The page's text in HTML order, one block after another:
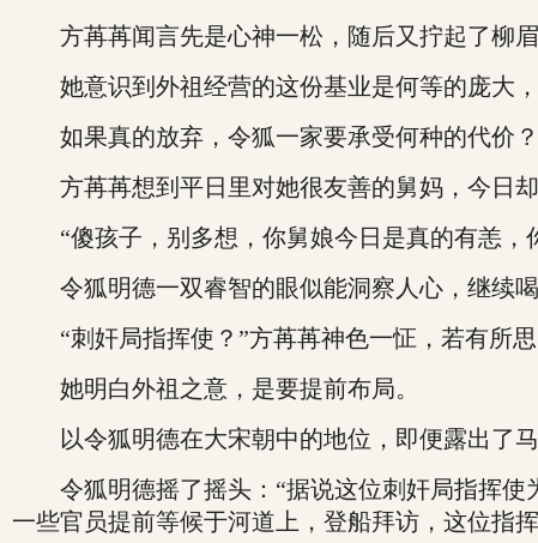
方苒苒闻言先是心神一松，随后又拧起了柳眉
她意识到外祖经营的这份基业是何等的庞大，
如果真的放弃，令狐一家要承受何种的代价？
方苒苒想到平日里对她很友善的舅妈，今日却
“傻孩子，别多想，你舅娘今日是真的有恙，
令狐明德一双睿智的眼似能洞察人心，继续喝
“刺奸局指挥使？”方苒苒神色一怔，若有所思
她明白外祖之意，是要提前布局。
以令狐明德在大宋朝中的地位，即便露出了马
令狐明德摇了摇头：“据说这位刺奸局指挥使
一些官员提前等候于河道上，登船拜访，这位指